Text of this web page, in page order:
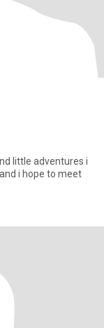
little adventures i
i hope to meet